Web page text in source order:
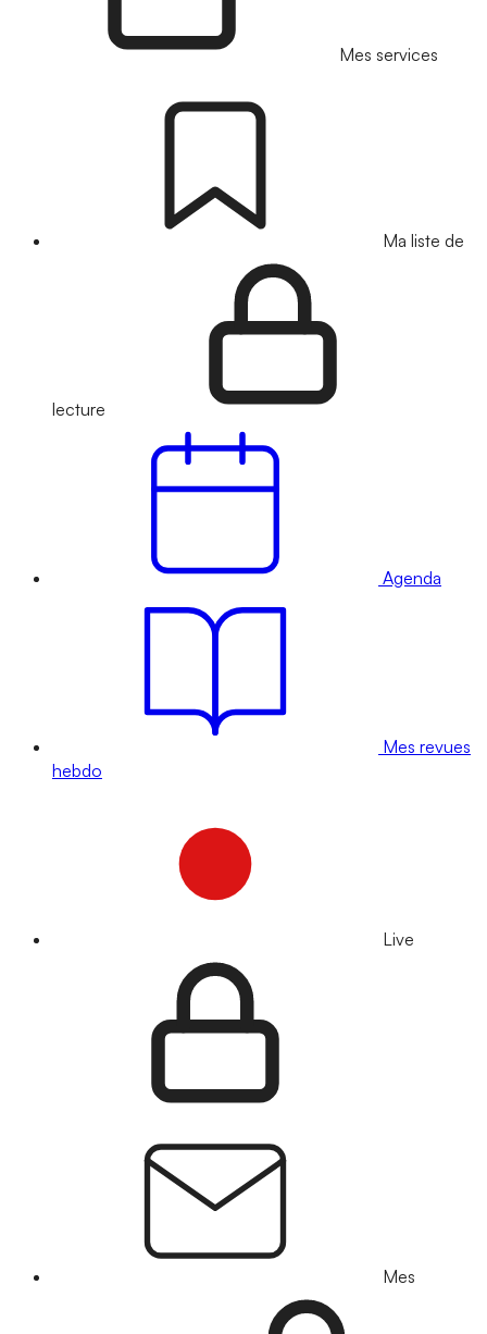
Mes services
Ma liste de
lecture
Agenda
Mes revues
hebdo
Live
Mes